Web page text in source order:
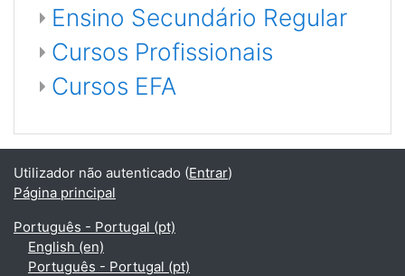
Ensino Secundário Regular
Cursos Profissionais
Cursos EFA
Utilizador não autenticado (Entrar)
Página principal
Português - Portugal ‎(pt)‎
English ‎(en)‎
Português - Portugal ‎(pt)‎